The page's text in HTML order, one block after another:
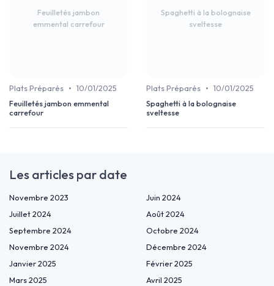
Feuilletés jambon
emmental carrefour
Plats Préparés • 10/01/2025
Feuilletés jambon emmental
carrefour
Spaghetti à la bolognaise
sveltesse
Plats Préparés • 10/01/2025
Spaghetti à la bolognaise
sveltesse
Les articles par date
Novembre 2023
Juin 2024
Juillet 2024
Août 2024
Septembre 2024
Octobre 2024
Novembre 2024
Décembre 2024
Janvier 2025
Février 2025
Mars 2025
Avril 2025